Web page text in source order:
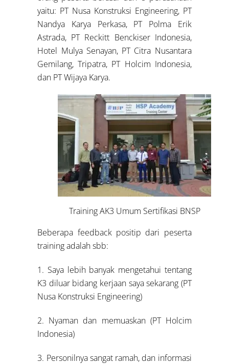
yaitu: PT Nusa Konstruksi Engineering, PT
Nandya Karya Perkasa, PT Polma Erik
Astrada, PT Reckitt Benckiser Indonesia,
Hotel Mulya Senayan, PT Citra Nusantara
Gemilang, Tripatra, PT Holcim Indonesia,
dan PT Wijaya Karya.
Training AK3 Umum Sertifikasi BNSP
Beberapa feedback positip dari peserta
training adalah sbb:
1. Saya lebih banyak mengetahui tentang
K3 diluar bidang kerjaan saya sekarang (PT
Nusa Konstruksi Engineering)
2. Nyaman dan memuaskan (PT Holcim
Indonesia)
3. Personilnya sangat ramah, dan informasi